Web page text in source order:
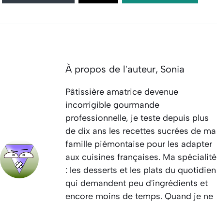
À propos de l'auteur, Sonia
Pâtissière amatrice devenue
incorrigible gourmande
professionnelle, je teste depuis plus
de dix ans les recettes sucrées de ma
famille piémontaise pour les adapter
aux cuisines françaises. Ma spécialité
: les desserts et les plats du quotidien
qui demandent peu d'ingrédients et
encore moins de temps. Quand je ne